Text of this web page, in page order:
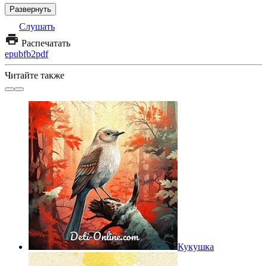
Развернуть
Слушать
Распечатать
epubfb2pdf
Читайте также
Кукушка